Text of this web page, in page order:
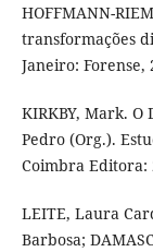
HOFFMANN-
transformações
Janeiro: Forense,
KIRKBY, Mark. O
Pedro (Org.).
Coimbra Editora:
LEITE, Laura
Barbosa;